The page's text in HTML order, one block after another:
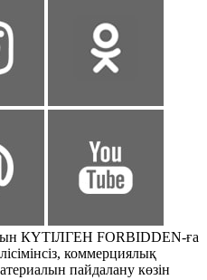
КҮТІЛГЕН FORBIDDEN-ға
коммерциялық
пайдалану көзін